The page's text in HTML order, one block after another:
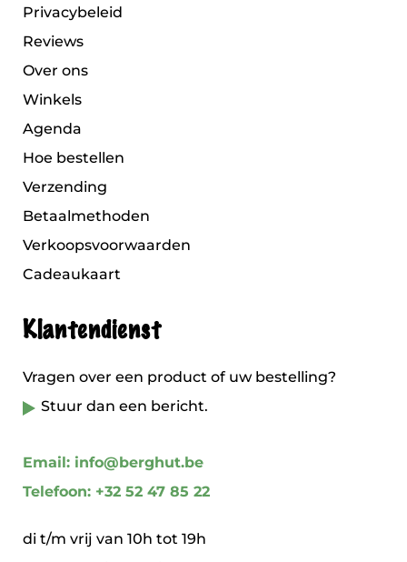
Privacybeleid
Reviews
Over ons
Winkels
Agenda
Hoe bestellen
Verzending
Betaalmethoden
Verkoopsvoorwaarden
Cadeaukaart
Klantendienst
Vragen over een product of uw bestelling?
Stuur dan een bericht.
Email: info@berghut.be
Telefoon: +32 52 47 85 22
di t/m vrij van 10h tot 19h